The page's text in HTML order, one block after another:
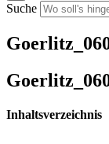
Suche
Inhaltsverzeichnis